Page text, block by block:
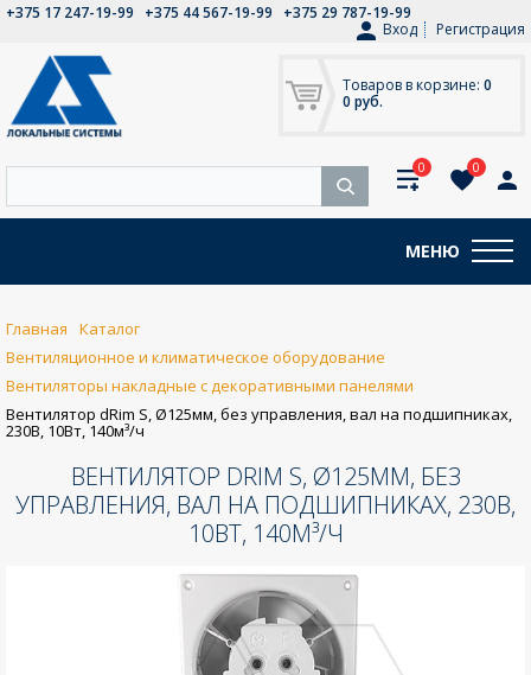
+375 17 247-19-99 +375 44 567-19-99
+375 29 787-19-99
Вход
Регистрация
Товаров в корзине: 0
0 руб.
0 0
МЕНЮ
Главная
Каталог
Вентиляционное и климатическое оборудование
Вентиляторы накладные с декоративными панелями
Вентилятор dRim S, Ø125мм, без управления, вал на подшипниках,
230В, 10Вт, 140м³/ч
ВЕНТИЛЯТОР DRIM S, Ø125ММ, БЕЗ
УПРАВЛЕНИЯ, ВАЛ НА ПОДШИПНИКАХ, 230В,
10ВТ, 140М³/Ч